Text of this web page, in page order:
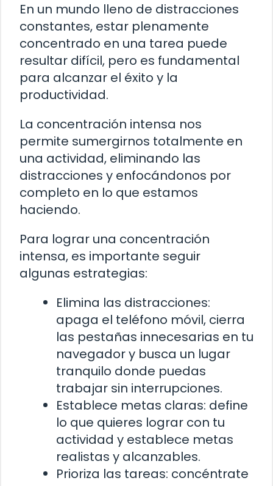
En un mundo lleno de distracciones
constantes, estar plenamente
concentrado en una tarea puede
resultar difícil, pero es fundamental
para alcanzar el éxito y la
productividad.
La concentración intensa nos
permite sumergirnos totalmente en
una actividad, eliminando las
distracciones y enfocándonos por
completo en lo que estamos
haciendo.
Para lograr una concentración
intensa, es importante seguir
algunas estrategias:
Elimina las distracciones:
apaga el teléfono móvil, cierra
las pestañas innecesarias en tu
navegador y busca un lugar
tranquilo donde puedas
trabajar sin interrupciones.
Establece metas claras: define
lo que quieres lograr con tu
actividad y establece metas
realistas y alcanzables.
Prioriza las tareas: concéntrate